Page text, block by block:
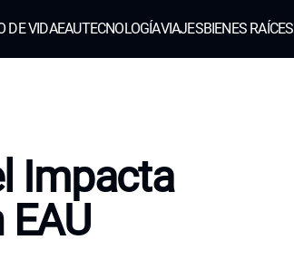
DE VIDAEAUTECNOLOGÍAVIAJESBIENES RAÍCES
Impacta